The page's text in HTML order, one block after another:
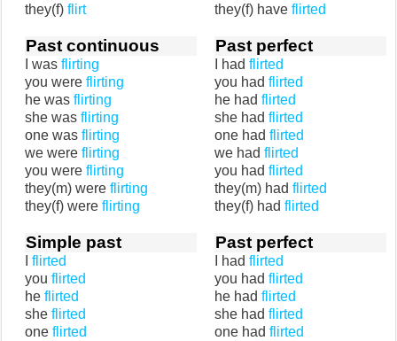
they(f) flirt
they(f) have flirted
Past continuous
I was flirting
you were flirting
he was flirting
she was flirting
one was flirting
we were flirting
you were flirting
they(m) were flirting
they(f) were flirting
Past perfect
I had flirted
you had flirted
he had flirted
she had flirted
one had flirted
we had flirted
you had flirted
they(m) had flirted
they(f) had flirted
Simple past
flirted
you flirted
he flirted
she flirted
one flirted
Past perfect
I had flirted
you had flirted
he had flirted
she had flirted
one had flirted